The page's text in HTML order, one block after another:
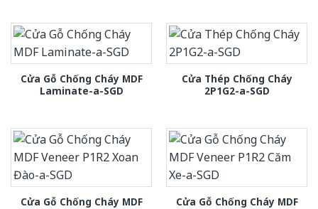
Cửa Gỗ Chống Cháy MDF
Laminate-a-SGD
Cửa Thép Chống Cháy
2P1G2-a-SGD
Cửa Gỗ Chống Cháy MDF
Cửa Gỗ Chống Cháy MDF